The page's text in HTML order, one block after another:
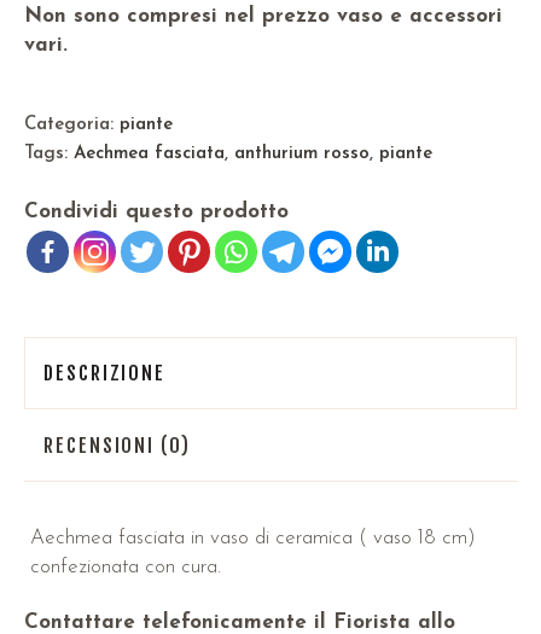
Non sono compresi nel prezzo vaso e accessori
vari.
Categoria: piante
Tags: Aechmea fasciata, anthurium rosso, piante
Condividi questo prodotto
DESCRIZIONE
RECENSIONI (0)
Aechmea fasciata in vaso di ceramica ( vaso 18 cm)
confezionata con cura.
Contattare telefonicamente il Fiorista allo